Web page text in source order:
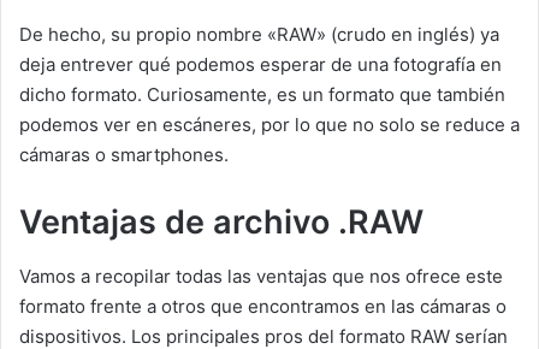
De hecho, su propio nombre «RAW» (crudo en inglés) ya
deja entrever qué podemos esperar de una fotografía en
dicho formato. Curiosamente, es un formato que también
podemos ver en escáneres, por lo que no solo se reduce a
cámaras o smartphones.
Ventajas de archivo .RAW
Vamos a recopilar todas las ventajas que nos ofrece este
formato frente a otros que encontramos en las cámaras o
dispositivos. Los principales pros del formato RAW serían